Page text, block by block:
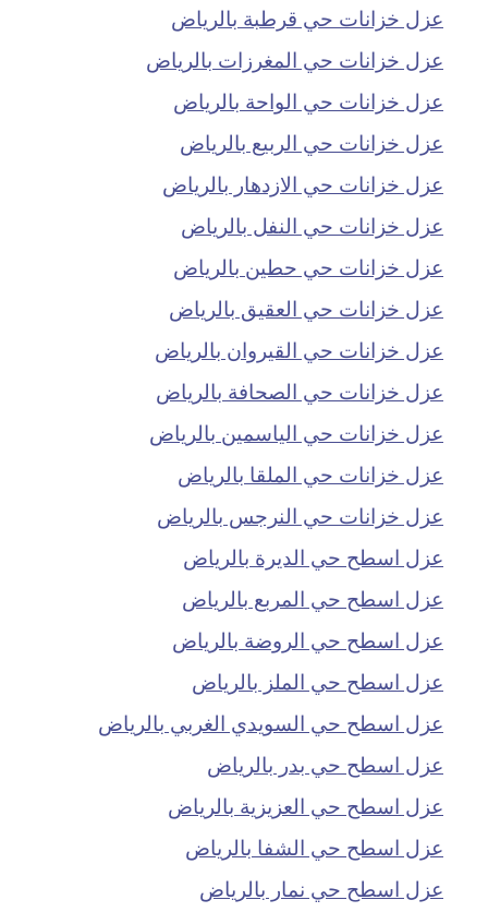
عزل خزانات حي قرطبة بالرياض
عزل خزانات حي المغرزات بالرياض
عزل خزانات حي الواحة بالرياض
عزل خزانات حي الربيع بالرياض
عزل خزانات حي الازدهار بالرياض
عزل خزانات حي النفل بالرياض
عزل خزانات حي حطين بالرياض
عزل خزانات حي العقيق بالرياض
عزل خزانات حي القيروان بالرياض
عزل خزانات حي الصحافة بالرياض
عزل خزانات حي الياسمين بالرياض
عزل خزانات حي الملقا بالرياض
عزل خزانات حي النرجس بالرياض
عزل اسطح حي الديرة بالرياض
عزل اسطح حي المربع بالرياض
عزل اسطح حي الروضة بالرياض
عزل اسطح حي الملز بالرياض
عزل اسطح حي السويدي الغربي بالرياض
عزل اسطح حي بدر بالرياض
عزل اسطح حي العزيزية بالرياض
عزل اسطح حي الشفا بالرياض
عزل اسطح حي نمار بالرياض